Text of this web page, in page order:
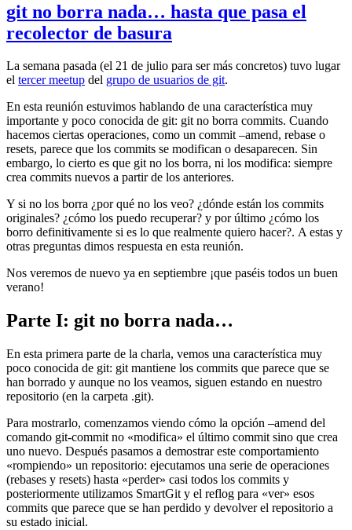
git no borra nada… hasta que pasa el
recolector de basura
La semana pasada (el 21 de julio para ser más concretos) tuvo lugar
el tercer meetup del grupo de usuarios de git.
En esta reunión estuvimos hablando de una característica muy
importante y poco conocida de git: git no borra commits. Cuando
hacemos ciertas operaciones, como un commit –amend, rebase o
resets, parece que los commits se modifican o desaparecen. Sin
embargo, lo cierto es que git no los borra, ni los modifica: siempre
crea commits nuevos a partir de los anteriores.
Y si no los borra ¿por qué no los veo? ¿dónde están los commits
originales? ¿cómo los puedo recuperar? y por último ¿cómo los
borro definitivamente si es lo que realmente quiero hacer?. A estas y
otras preguntas dimos respuesta en esta reunión.
Nos veremos de nuevo ya en septiembre ¡que paséis todos un buen
verano!
Parte I: git no borra nada…
En esta primera parte de la charla, vemos una característica muy
poco conocida de git: git mantiene los commits que parece que se
han borrado y aunque no los veamos, siguen estando en nuestro
repositorio (en la carpeta .git).
Para mostrarlo, comenzamos viendo cómo la opción –amend del
comando git-commit no «modifica» el último commit sino que crea
uno nuevo. Después pasamos a demostrar este comportamiento
«rompiendo» un repositorio: ejecutamos una serie de operaciones
(rebases y resets) hasta «perder» casi todos los commits y
posteriormente utilizamos SmartGit y el reflog para «ver» esos
commits que parece que se han perdido y devolver el repositorio a
su estado inicial.